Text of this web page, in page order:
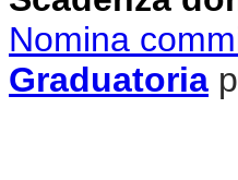
Nomina
Graduatoria